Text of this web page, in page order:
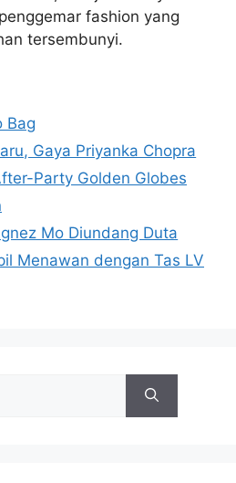
fashion yang
tersembunyi.
Bag
Gaya Priyanka Chopra
Party Golden Globes
Mo Diundang Duta
Menawan dengan Tas LV